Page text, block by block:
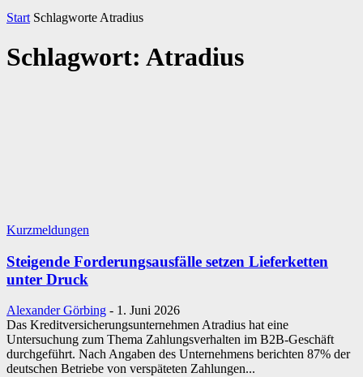
Start Schlagworte Atradius
Schlagwort: Atradius
Kurzmeldungen
Steigende Forderungsausfälle setzen Lieferketten
unter Druck
Alexander Görbing - 1. Juni 2026
Das Kreditversicherungsunternehmen Atradius hat eine
Untersuchung zum Thema Zahlungsverhalten im B2B-Geschäft
durchgeführt. Nach Angaben des Unternehmens berichten 87% der
deutschen Betriebe von verspäteten Zahlungen...